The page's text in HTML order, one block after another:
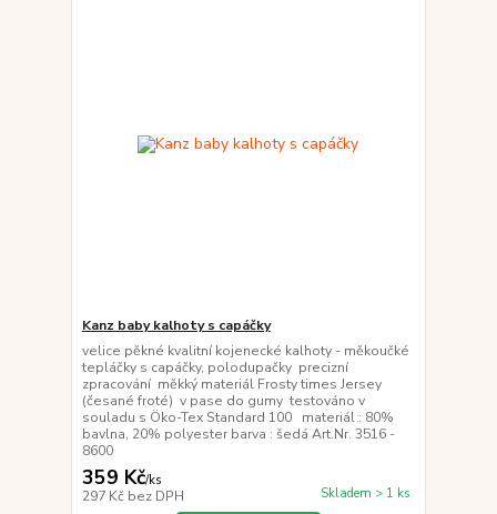
Kanz baby kalhoty s capáčky
velice pěkné kvalitní kojenecké kalhoty - měkoučké
tepláčky s capáčky, polodupačky precizní
zpracování měkký materiál Frosty times Jersey
(česané froté) v pase do gumy testováno v
souladu s Öko-Tex Standard 100 materiál : 80%
bavlna, 20% polyester barva : šedá Art.Nr. 3516 -
8600
359 Kč/ks
297 Kč bez DPH Skladem > 1 ks